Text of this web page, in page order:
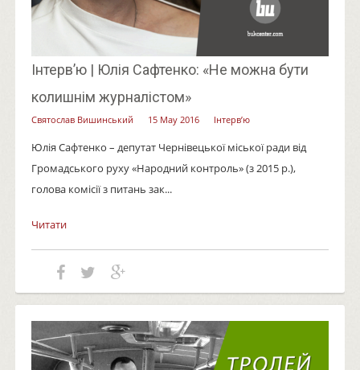
Інтерв’ю | Юлія Сафтенко: «Не можна бути
колишнім журналістом»
Святослав Вишинський 15 May 2016 Інтерв’ю
Юлія Сафтенко – депутат Чернівецької міської ради від
Громадського руху «Народний контроль» (з 2015 р.),
голова комісії з питань зак...
Читати